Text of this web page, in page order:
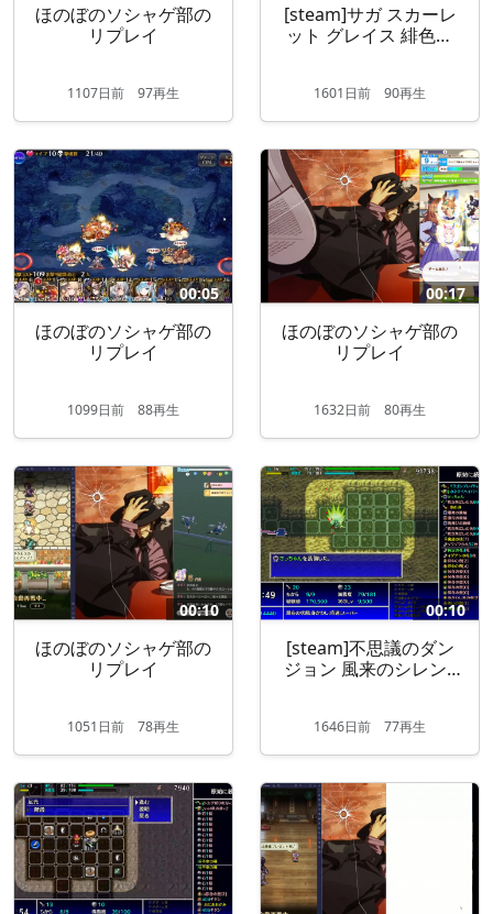
ほのぼのソシャゲ部の
リプレイ
1107日前 97再生
[steam]サガ スカーレ
ット グレイス 緋色の
1601 日前 90再生
00:05
ほのぼのソシャゲ部の
リプレイ
1099日前 88再生
00:17
ほのぼのソシャゲ部の
リプレイ
1632日前 80再生
00:10
ほのぼのソシャゲ部の
リプレイ
1051 日前 78再生
00:10
[steam]不思議のダン
ジョン 風来のシレン5
1646日前 77再生